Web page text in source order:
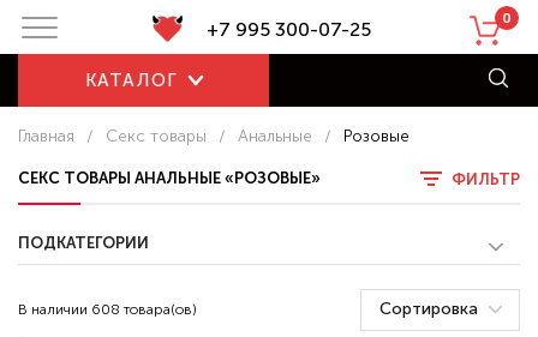
+7 995 300-07-25 0
КАТАЛОГ
Главная / Секс товары / Анальные / Розовые
СЕКС ТОВАРЫ АНАЛЬНЫЕ «РОЗОВЫЕ» ФИЛЬТР
ПОДКАТЕГОРИИ
В наличии 608 товара(ов) Сортировка